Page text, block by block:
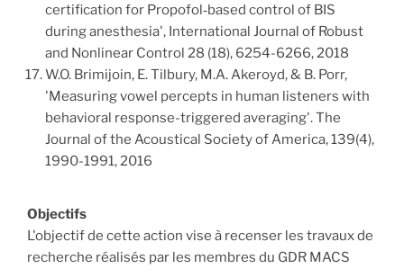
certification for Propofol‐based control of BIS
during anesthesia', International Journal of Robust
and Nonlinear Control 28 (18), 6254-6266, 2018
W.O. Brimijoin, E. Tilbury, M.A. Akeroyd, & B. Porr,
'Measuring vowel percepts in human listeners with
behavioral response-triggered averaging'. The
Journal of the Acoustical Society of America, 139(4),
1990-1991, 2016
Objectifs
L'objectif de cette action vise à recenser les travaux de
recherche réalisés par les membres du GDR MACS